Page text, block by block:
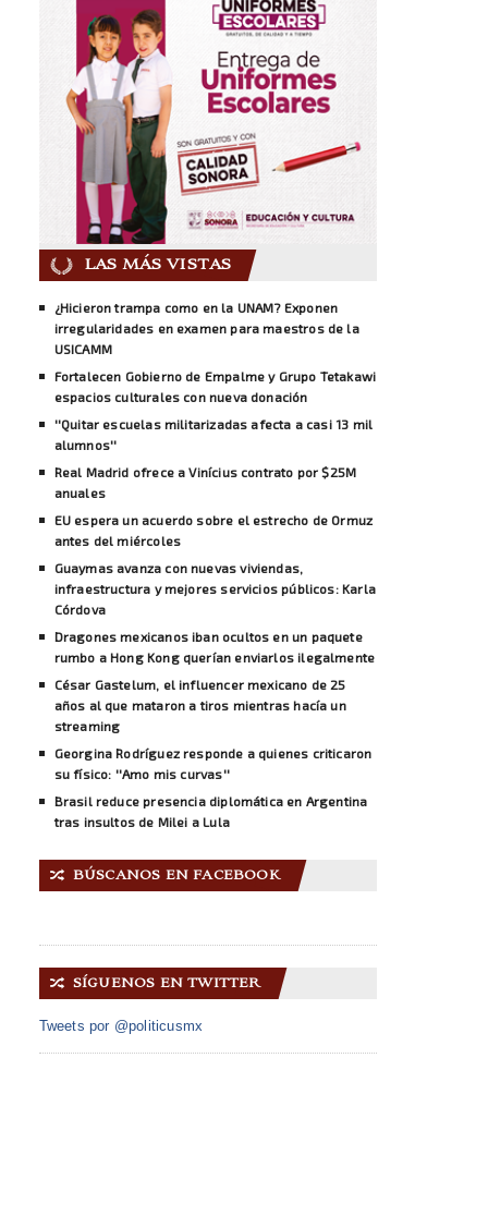
LAS MÁS VISTAS
¿Hicieron trampa como en la UNAM? Exponen
irregularidades en examen para maestros de la
USICAMM
Fortalecen Gobierno de Empalme y Grupo Tetakawi
espacios culturales con nueva donación
''Quitar escuelas militarizadas afecta a casi 13 mil
alumnos''
Real Madrid ofrece a Vinícius contrato por $25M
anuales
EU espera un acuerdo sobre el estrecho de Ormuz
antes del miércoles
Guaymas avanza con nuevas viviendas,
infraestructura y mejores servicios públicos: Karla
Córdova
Dragones mexicanos iban ocultos en un paquete
rumbo a Hong Kong querían enviarlos ilegalmente
César Gastelum, el influencer mexicano de 25
años al que mataron a tiros mientras hacía un
streaming
Georgina Rodríguez responde a quienes criticaron
su físico: ''Amo mis curvas''
Brasil reduce presencia diplomática en Argentina
tras insultos de Milei a Lula
🔀 BÚSCANOS EN FACEBOOK
🔀 SÍGUENOS EN TWITTER
Tweets por @politicusmx